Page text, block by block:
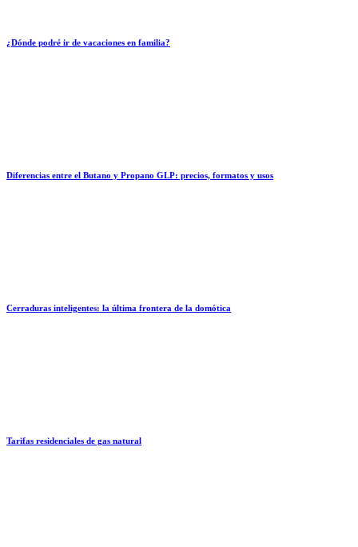
¿Dónde podré ir de vacaciones en familia?
Diferencias entre el Butano y Propano GLP: precios, formatos y usos
Cerraduras inteligentes: la última frontera de la domótica
Tarifas residenciales de gas natural